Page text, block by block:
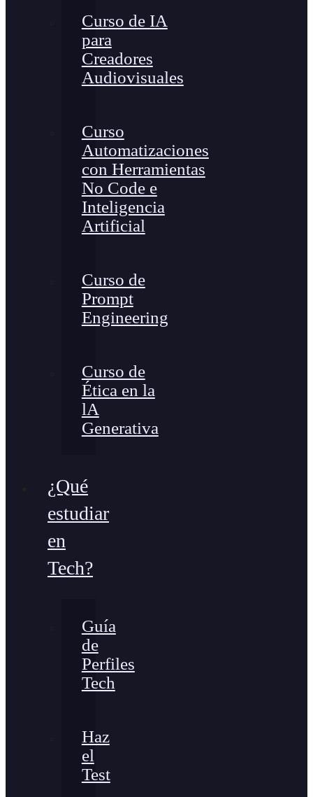
Curso de IA
para
Creadores
Audiovisuales
Curso
Automatizaciones
con Herramientas
No Code e
Inteligencia
Artificial
Curso de
Prompt
Engineering
Curso de
Ética en la
lA
Generativa
¿Qué
estudiar
en
Tech?
Guía
de
Perfiles
Tech
Haz
el
Test